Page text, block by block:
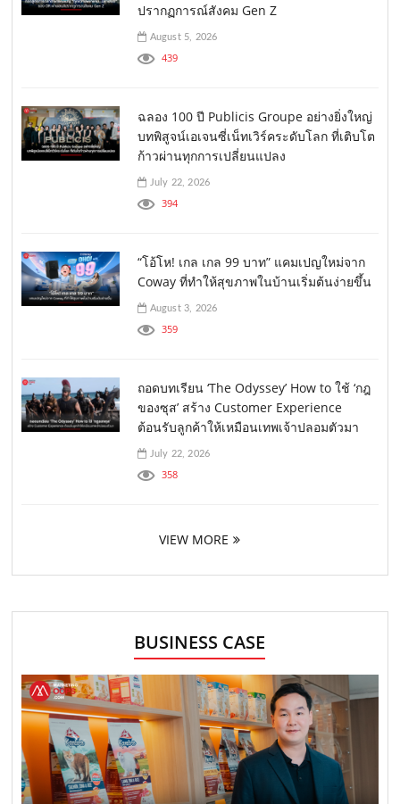
ปรากฏการณ์สังคม Gen Z
August 5, 2026
439
ฉลอง 100 ปี Publicis Groupe อย่างยิ่งใหญ่
บทพิสูจน์เอเจนซี่เน็ทเวิร์คระดับโลก ที่เติบโต
ก้าวผ่านทุกการเปลี่ยนแปลง
July 22, 2026
394
“โอ้โห! เกล เกล 99 บาท” แคมเปญใหม่จาก
Coway ที่ทำให้สุขภาพในบ้านเริ่มต้นง่ายขึ้น
August 3, 2026
359
ถอดบทเรียน ‘The Odyssey’ How to ใช้ ‘กฎ
ของซุส’ สร้าง Customer Experience
ต้อนรับลูกค้าให้เหมือนเทพเจ้าปลอมตัวมา
July 22, 2026
358
VIEW MORE
BUSINESS CASE